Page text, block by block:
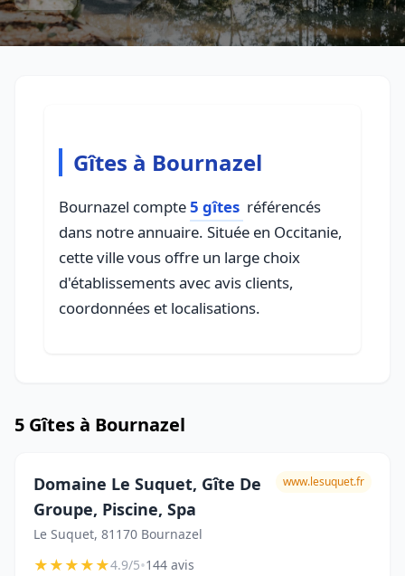
Gîtes à Bournazel
Bournazel compte5 gîtes référencés
dans notre annuaire. Située en Occitanie,
cette ville vous offre un large choix
d'établissements avec avis clients,
coordonnées et localisations.
5 Gîtes à Bournazel
Domaine Le Suquet, Gîte De
Groupe, Piscine, Spa
Le Suquet, 81170 Bournazel
www.lesuquet.fr
★★★★★4.9/5•144 avis